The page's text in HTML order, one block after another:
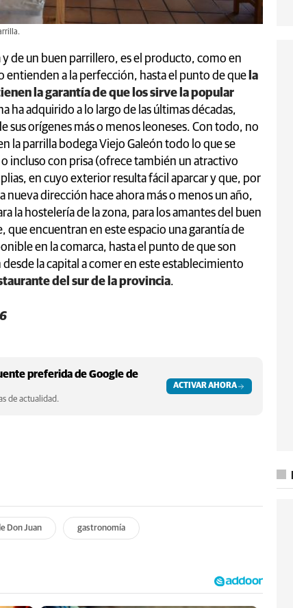
y de un buen parrillero, es el producto, como en
entienden a la perfección, hasta el punto de que la
la garantía de que los sirve la popular
ha adquirido a lo largo de las últimas décadas,
sus orígenes más o menos leoneses. Con todo, no
la parrilla bodega Viejo Galeón todo lo que se
incluso con prisa (ofrece también un atractivo
en cuyo exterior resulta fácil aparcar y que, por
dirección hace ahora más o menos un año,
la hostelería de la zona, para los amantes del buen
que encuentran en este espacio una garantía de
en la comarca, hasta el punto de que son
la capital a comer en este establecimiento
del sur de la provincia.
preferida de Google de
de actualidad.
ACTIVAR AHORA
Don Juan gastronomía